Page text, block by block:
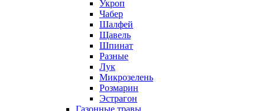
Укроп
Чабер
Шалфей
Щавель
Шпинат
Разные
Лук
Микрозелень
Розмарин
Эстрагон